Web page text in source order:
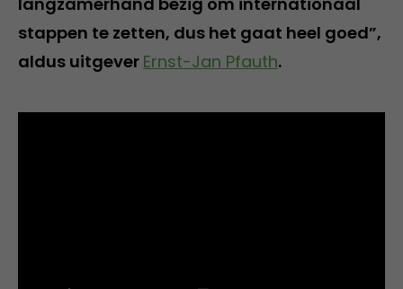
stappen te zetten, dus het gaat heel goed”,
aldus uitgever Ernst-Jan Pfauth.